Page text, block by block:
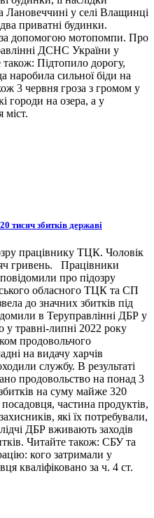
Лановеччині у селі Влащинці
приватні будинки.
допомогою мотопомпи. Про
ДСНС України у
також: Підтопило дорогу,
наробила сильної біди на
3 червня гроза з громом у
городи на озера, а у
міст.
тисяч збитків державі
працівнику ТЦК. Чоловік
гривень. Працівники
про підозру
обласного ТЦК та СП
до значних збитків під
в Теруправлінні ДБР у
у травні-липні 2022 року
продовольчого
на видачу харчів
службу. В результаті
продовольство на понад 3
на суму майже 320
частина продуктів,
які їх потребували,
ДБР вживають заходів
Читайте також: СБУ та
кого затримали у
кваліфіковано за ч. 4 ст.